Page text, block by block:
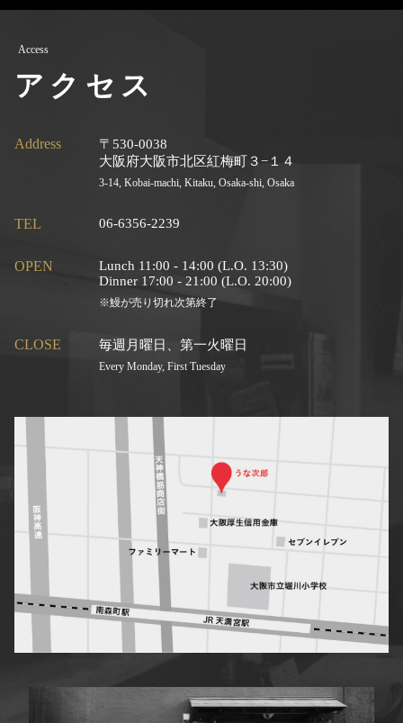
Access
アクセス
Address
〒530-0038
大阪府大阪市北区紅梅町３−１４
3-14, Kobai-machi, Kitaku, Osaka-shi, Osaka
TEL 06-6356-2239
OPEN
Lunch 11:00 - 14:00 (L.O. 13:30)
Dinner 17:00 - 21:00 (L.O. 20:00)
※鰻が売り切れ次第終了
CLOSE 毎週月曜日、第一火曜日
Every Monday, First Tuesday